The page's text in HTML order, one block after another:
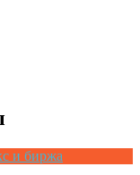
и биржа